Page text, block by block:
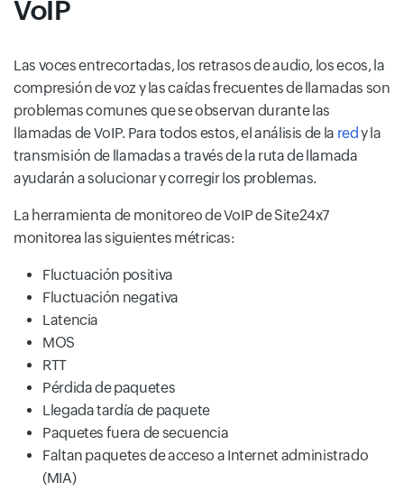
VoIP
Las voces entrecortadas, los retrasos de audio, los ecos, la
compresión de voz y las caídas frecuentes de llamadas son
problemas comunes que se observan durante las
llamadas de VoIP. Para todos estos, el análisis de la redy la
transmisión de llamadas a través de la ruta de llamada
ayudarán a solucionar y corregir los problemas.
La herramienta de monitoreo de VoIP de Site24x7
monitorea las siguientes métricas:
Fluctuación positiva
Fluctuación negativa
Latencia
MOS
RTT
Pérdida de paquetes
Llegada tardía de paquete
Paquetes fuera de secuencia
Faltan paquetes de acceso a Internet administrado
(MIA)